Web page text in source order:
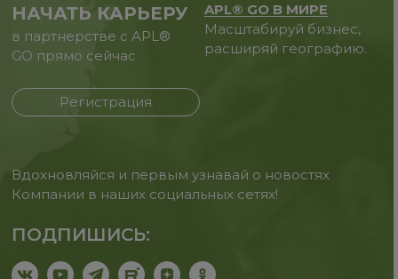
НАЧАТЬ КАРЬЕРУ
в партнерстве с APL®
GO прямо сейчас
Регистрация
APL® GO В МИРЕ
Масштабируй бизнес,
расширяй географию.
Вдохновляйся и первым узнавай о новостях
Компании в наших социальных сетях!
ПОДПИШИСЬ: